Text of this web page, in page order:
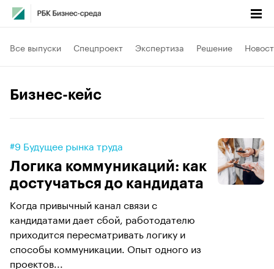
Все выпуски Спецпроект Экспертиза Решение
Бизнес-кейс
#9 Будущее рынка труда
Логика коммуникаций: как
достучаться до кандидата
Когда привычный канал связи с
кандидатами дает сбой, работодателю
приходится пересматривать логику и
способы коммуникации. Опыт одного из
проектов...